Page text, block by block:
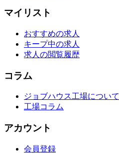
マイリスト
おすすめの求人
キープ中の求人
求人の閲覧履歴
コラム
ジョブハウス工場について
工場コラム
アカウント
会員登録